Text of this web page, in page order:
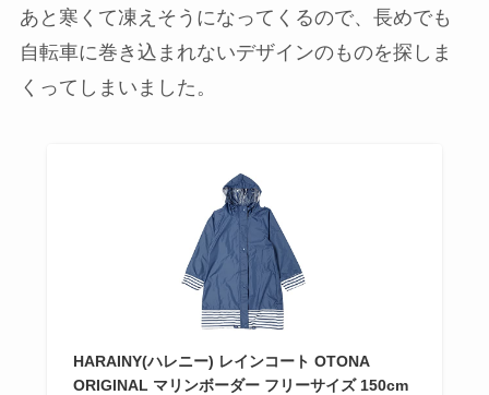
あと寒くて凍えそうになってくるので、長めでも
自転車に巻き込まれないデザインのものを探しま
くってしまいました。
HARAINY(ハレニー) レインコート OTONA
ORIGINAL マリンボーダー フリーサイズ 150cm